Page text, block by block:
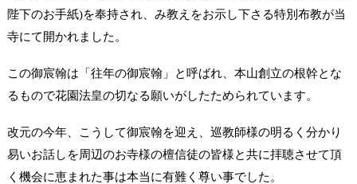
陛下のお手紙)を奉持され、み教えをお示し下さる特別布教が当
寺にて開かれました。
この御宸翰は「往年の御宸翰」と呼ばれ、本山創立の根幹とな
るもので花園法皇の切なる願いがしたためられています。
改元の今年、こうして御宸翰を迎え、巡教師様の明るく分かり
易いお話しを周辺のお寺様の檀信徒の皆様と共に拝聴させて頂
く機会に恵まれた事は本当に有難く尊い事でした。